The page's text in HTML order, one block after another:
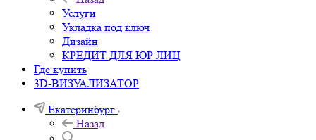
Услуги
Укладка под ключ
Дизайн
КРЕДИТ ДЛЯ ЮР ЛИЦ
Где купить
3D-ВИЗУАЛИЗАТОР
Екатеринбург
Назад